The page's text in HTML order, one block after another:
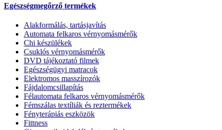
Egészségmegőrző termékek
Alakformálás, tartásjavítás
Automata felkaros vérnyomásmérők
Chi készülékek
Csuklós vérnyomásmérők
DVD tájékoztató filmek
Egészségügyi matracok
Elektromos masszírozók
Fájdalomcsillapítás
Félautomata felkaros vérnyomásmérők
Fémszálas textíliák és reztermékek
Fényterápiás eszközök
Fittness